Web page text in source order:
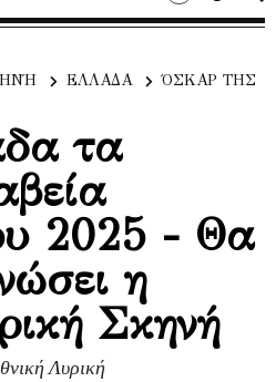
ΕΛΛΑΔΑ
ΌΣΚΑΡ ΤΗΣ
τα
2025 - Θα
η
Σκηνή
Λυρική